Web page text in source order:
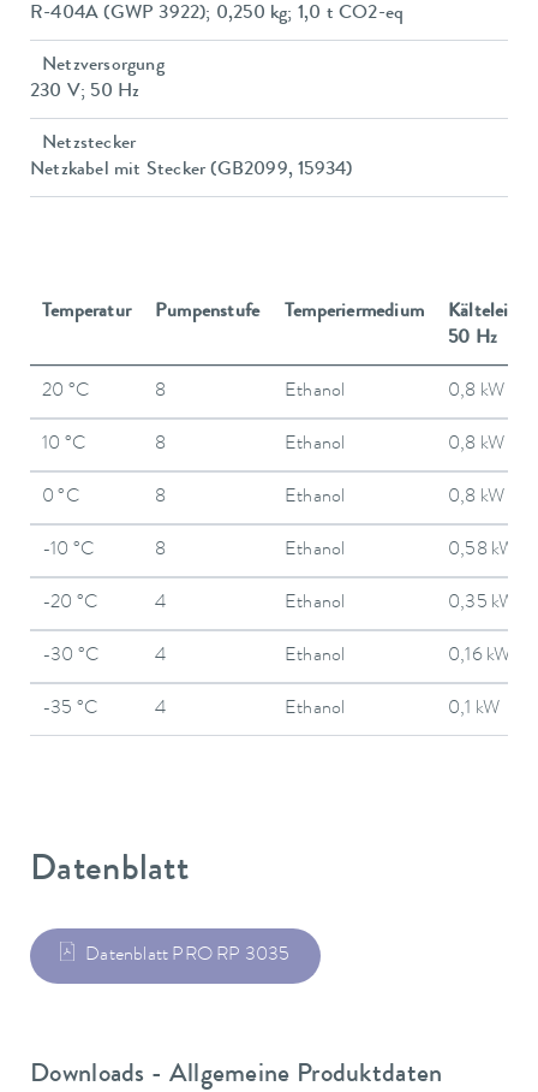
R-404A (GWP 3922); 0,250 kg; 1,0 t CO2-eq
Netzversorgung
230 V; 50 Hz
Netzstecker
Netzkabel mit Stecker (GB2099, 15934)
Temperatur Pumpenstufe Temperiermedium
50 Hz
20 °C 8 Ethanol 0,8 kW
10 °C 8 Ethanol 0,8 kW
0 °C 8 Ethanol 0,8 kW
-10 °C 8 Ethanol 0,58 kW
-20 °C 4 Ethanol 0,35 kW
-30 °C 4 Ethanol 0,16 kW
-35 °C 4 Ethanol 0,1 kW
Datenblatt
Datenblatt PRO RP 3035
Downloads - Allgemeine Produktdaten